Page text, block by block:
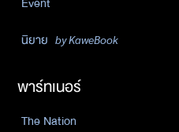
นิยาย by KaweBook
พาร์ทเนอร์
The Nation